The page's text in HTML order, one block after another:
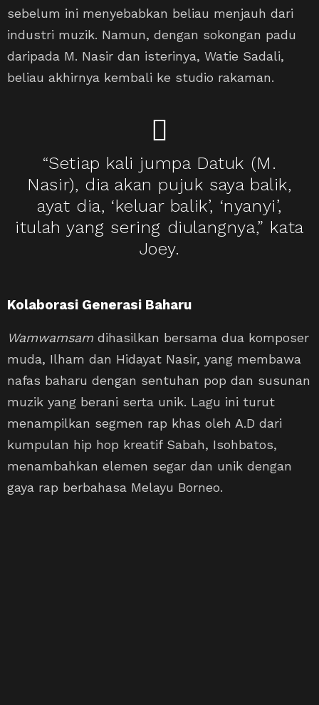
sebelum ini menyebabkan beliau menjauh dari
industri muzik. Namun, dengan sokongan padu
daripada M. Nasir dan isterinya, Watie Sadali,
beliau akhirnya kembali ke studio rakaman.
“Setiap kali jumpa Datuk (M.
Nasir), dia akan pujuk saya balik,
ayat dia, ‘keluar balik’, ‘nyanyi’,
itulah yang sering diulangnya,” kata
Joey.
Kolaborasi Generasi Baharu
Wamwamsam dihasilkan bersama dua komposer
muda, Ilham dan Hidayat Nasir, yang membawa
nafas baharu dengan sentuhan pop dan susunan
muzik yang berani serta unik. Lagu ini turut
menampilkan segmen rap khas oleh A.D dari
kumpulan hip hop kreatif Sabah, Isohbatos,
menambahkan elemen segar dan unik dengan
gaya rap berbahasa Melayu Borneo.